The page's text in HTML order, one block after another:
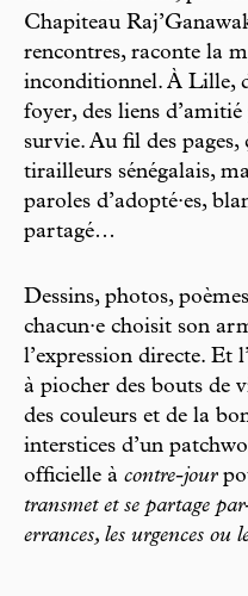
Chapiteau
rencontres, raconte la
inconditionnel. À Lille,
foyer, des liens
survie. Au fil des
tirailleurs sénégalais,
paroles d’adopté·es,
partagé…
Dessins, photos,
chacun·e choisit son
l’expression directe. Et
à piocher des bouts de
des couleurs et de la
interstices d’un
officielle à contre-jour
transmet et se partage
errances, les urgences ou